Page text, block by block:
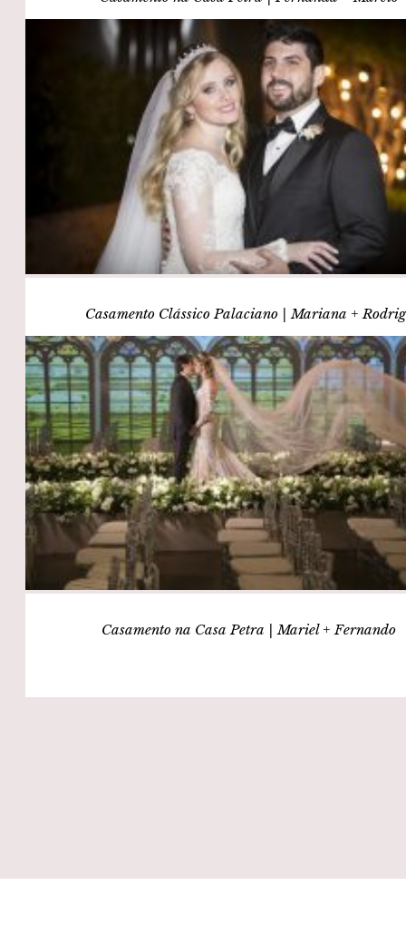
Casamento Clássico Palaciano | Mariana +
Casamento na Casa Petra | Mariel + Fernando